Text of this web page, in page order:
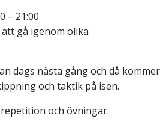
– 21:00
gå igenom olika
dags nästa gång och då kommer
och taktik på isen.
och övningar.